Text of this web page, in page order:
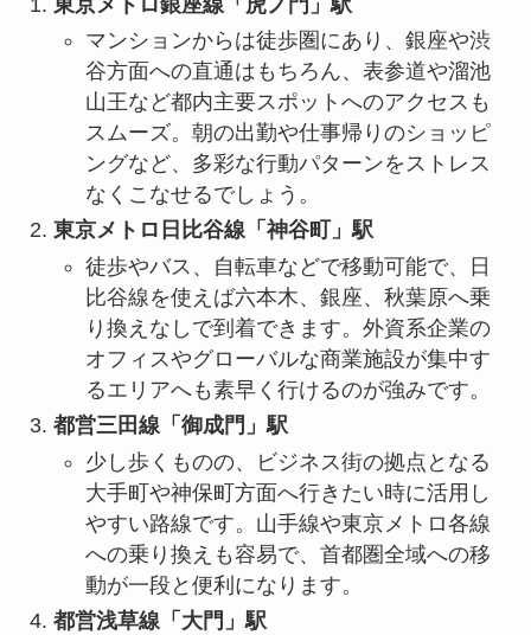
マンションからは徒歩圏にあり、銀座や渋
谷方面への直通はもちろん、表参道や溜池
山王など都内主要スポットへのアクセスも
スムーズ。朝の出勤や仕事帰りのショッピ
ングなど、多彩な行動パターンをストレス
なくこなせるでしょう。
東京メトロ日比谷線「神谷町」駅
徒歩やバス、自転車などで移動可能で、日
比谷線を使えば六本木、銀座、秋葉原へ乗
り換えなしで到着できます。外資系企業の
オフィスやグローバルな商業施設が集中す
るエリアへも素早く行けるのが強みです。
都営三田線「御成門」駅
少し歩くものの、ビジネス街の拠点となる
大手町や神保町方面へ行きたい時に活用し
やすい路線です。山手線や東京メトロ各線
への乗り換えも容易で、首都圏全域への移
動が一段と便利になります。
都営浅草線「大門」駅